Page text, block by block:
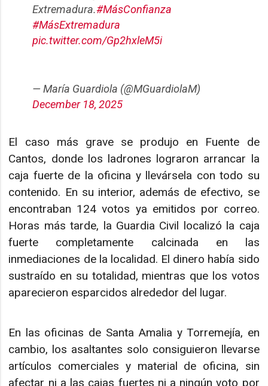
Extremadura.#MásConfianza
#MásExtremadura
pic.twitter.com/Gp2hxleM5i
— María Guardiola (@MGuardiolaM)
December 18, 2025
El caso más grave se produjo en Fuente de
Cantos, donde los ladrones lograron arrancar la
caja fuerte de la oficina y llevársela con todo su
contenido. En su interior, además de efectivo, se
encontraban 124 votos ya emitidos por correo.
Horas más tarde, la Guardia Civil localizó la caja
fuerte completamente calcinada en las
inmediaciones de la localidad. El dinero había sido
sustraído en su totalidad, mientras que los votos
aparecieron esparcidos alrededor del lugar.
En las oficinas de Santa Amalia y Torremejía, en
cambio, los asaltantes solo consiguieron llevarse
artículos comerciales y material de oficina, sin
afectar ni a las cajas fuertes ni a ningún voto por